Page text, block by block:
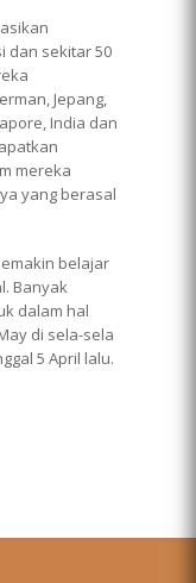
dan sekitar 50
Jepang,
India dan
mereka
yang berasal
belajar
Banyak
dalam hal
di sela-sela
5 April lalu.